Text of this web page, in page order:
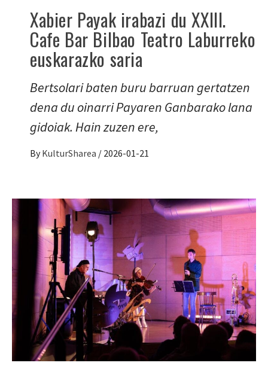
Xabier Payak irabazi du XXIII.
Cafe Bar Bilbao Teatro Laburreko
euskarazko saria
Bertsolari baten buru barruan gertatzen
dena du oinarri Payaren Ganbarako lana
gidoiak. Hain zuzen ere,
By KulturSharea / 2026-01-21